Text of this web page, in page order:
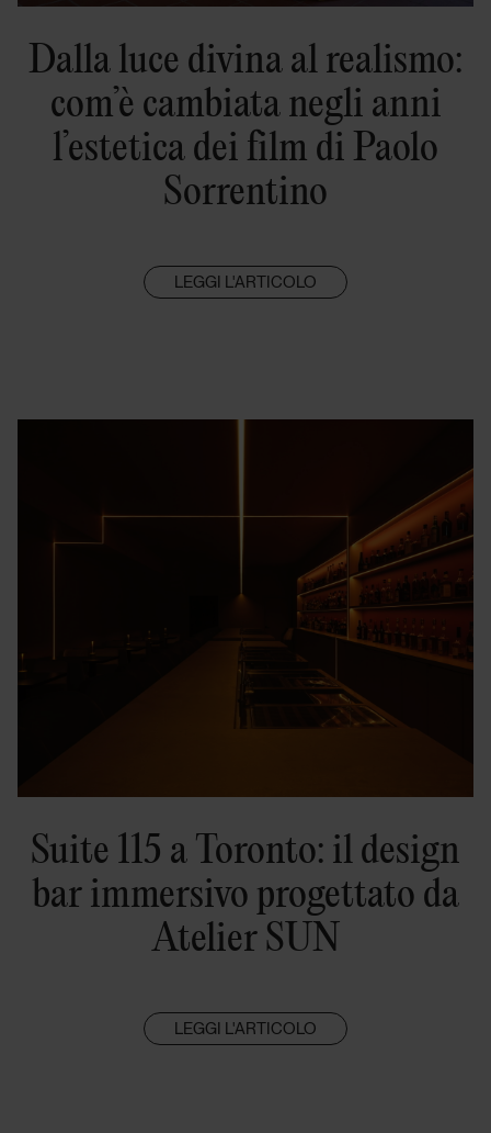
Dalla luce divina al realismo:
com’è cambiata negli anni
l’estetica dei film di Paolo
Sorrentino
LEGGI L'ARTICOLO
Suite 115 a Toronto: il design
bar immersivo progettato da
Atelier SUN
LEGGI L'ARTICOLO